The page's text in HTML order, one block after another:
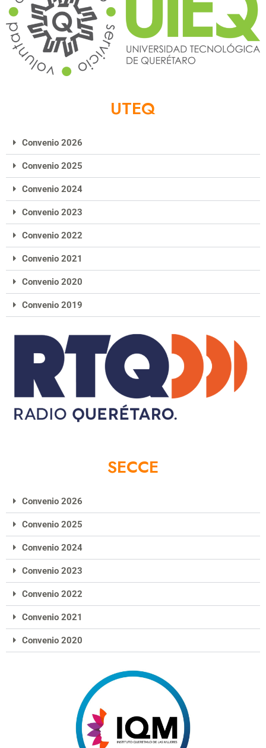
UTEQ
Convenio 2026
Convenio 2025
Convenio 2024
Convenio 2023
Convenio 2022
Convenio 2021
Convenio 2020
Convenio 2019
SECCE
Convenio 2026
Convenio 2025
Convenio 2024
Convenio 2023
Convenio 2022
Convenio 2021
Convenio 2020